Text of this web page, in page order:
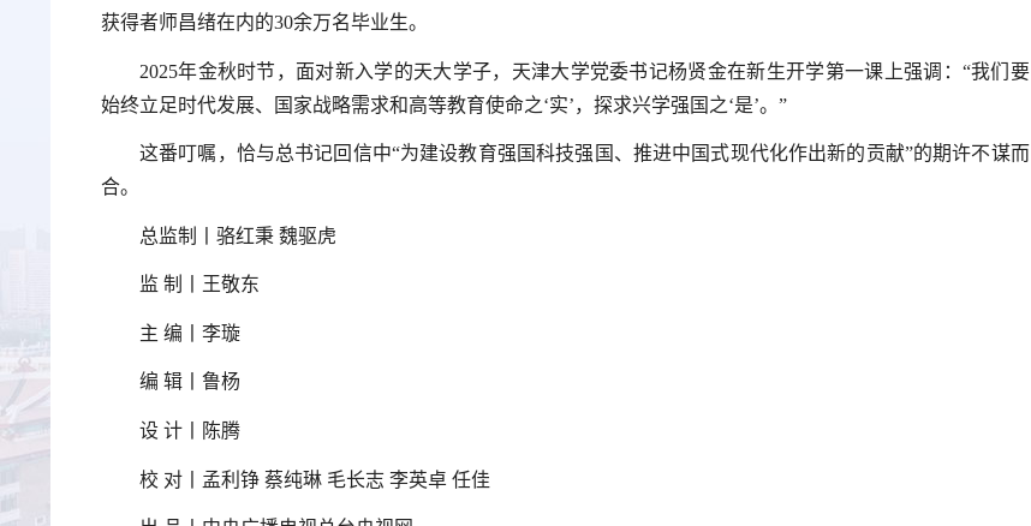
获得者师昌绪在内的30余万名毕业生。
2025年金秋时节，面对新入学的天大学子，天津大学党委书记杨贤金在新生开学第一课上强调：“我们要
始终立足时代发展、国家战略需求和高等教育使命之‘实’，探求兴学强国之‘是’。”
这番叮嘱，恰与总书记回信中“为建设教育强国科技强国、推进中国式现代化作出新的贡献”的期许不谋而
合。
总监制丨骆红秉 魏驱虎
监 制丨王敬东
主 编丨李璇
编 辑丨鲁杨
设 计丨陈腾
校 对丨孟利铮 蔡纯琳 毛长志 李英卓 任佳